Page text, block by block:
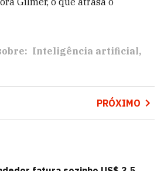
Inteligência artificial
PRÓXIMO